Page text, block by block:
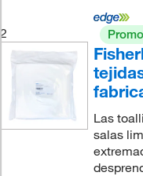
2
Las
salas